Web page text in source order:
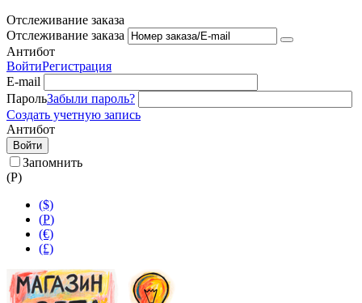
Отслеживание заказа
Отслеживание заказа
Антибот
ВойтиРегистрация
E-mail
ПарольЗабыли пароль?
Создать учетную запись
Антибот
Войти
Запомнить
(Р)
($)
(Р)
(€)
(£)